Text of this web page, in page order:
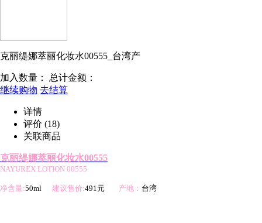
克丽缇娜萃丽化妆水00555_台湾产
加入数量： 总计金额：
继续购物 去结算
详情
评价 (18)
关联商品
克丽缇娜萃丽化妆水00555
NAYUREX LOTION 00555
净含量:50ml 建议售价:491元 产地 ： 台湾